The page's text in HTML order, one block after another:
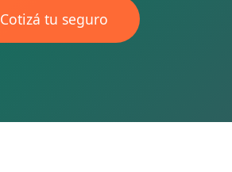
Cotizá tu seguro